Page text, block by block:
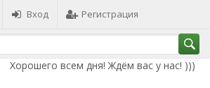
Вход Регистрация
Хорошего всем дня! Ждём вас у нас! )))